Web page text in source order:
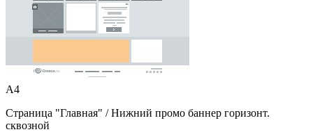
A4
Страница "Главная" / Нижний промо баннер горизонт.
сквозной